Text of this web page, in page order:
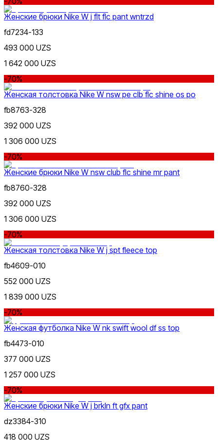
Женские брюки Nike W j flt flc pant wntrzd
fd7234-133
493 000 UZS
1 642 000 UZS
-70%
Женская толстовка Nike W nsw pe clb flc shine os po
fb8763-328
392 000 UZS
1 306 000 UZS
-70%
Женские брюки Nike W nsw club flc shine mr pant
fb8760-328
392 000 UZS
1 306 000 UZS
-70%
Женская толстовка Nike W j spt fleece top
fb4609-010
552 000 UZS
1 839 000 UZS
-70%
Женская футболка Nike W nk swift wool df ss top
fb4473-010
377 000 UZS
1 257 000 UZS
-70%
Женские брюки Nike W j brkln ft gfx pant
dz3384-310
418 000 UZS